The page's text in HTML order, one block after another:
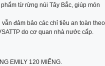
từ rừng núi Tây Bắc, giúp món
đảm bảo các chỉ tiêu an toàn theo
do cơ quan nhà nước cấp.
EMILY 120 MIẾNG.